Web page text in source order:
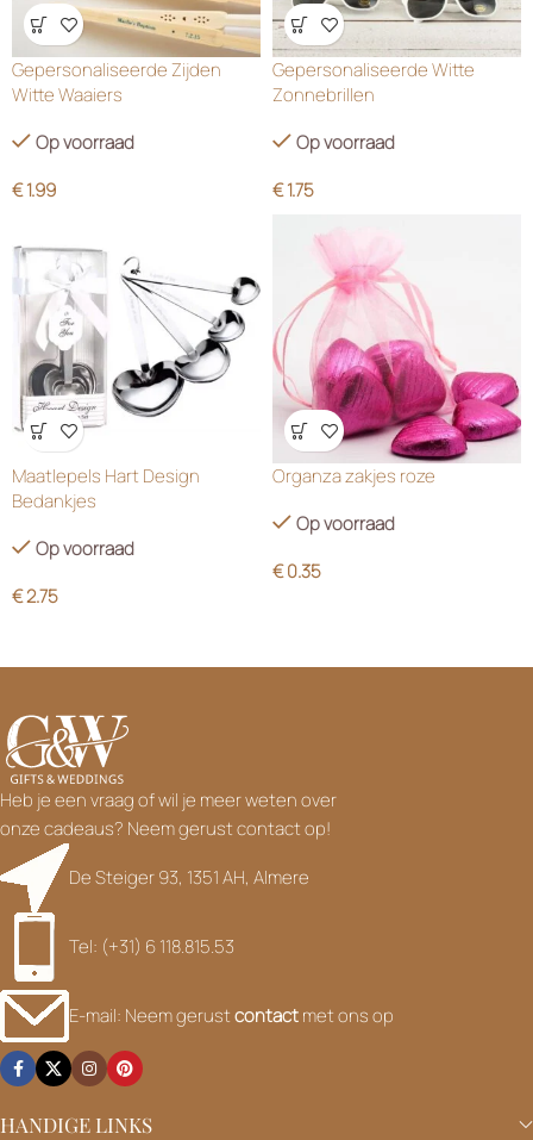
Wensenlijst
Gepersonaliseerde Zijden
Witte Waaiers
Op voorraad
€1.99
Wensenlijst
Gepersonaliseerde Witte
Zonnebrillen
Op voorraad
€1.75
Wensenlijst
Maatlepels Hart Design
Bedankjes
Op voorraad
€2.75
Wensenlijst
Organza zakjes roze
Op voorraad
€0.35
Heb je een vraag of wil je meer weten over
onze cadeaus? Neem gerust contact op!
De Steiger 93, 1351 AH, Almere
Tel: (+31) 6 118.815.53
E-mail: Neem gerustcontactmet ons op
HANDIGE LINKS